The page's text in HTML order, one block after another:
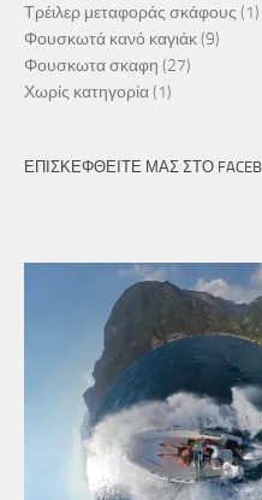
Τρέιλερ μεταφοράς σκάφους (1)
Φουσκωτά κανό καγιάκ(9)
Φουσκωτα σκαφη (27)
Χωρίς κατηγορία(1)
ΕΠΙΣΚΕΦΘΕΊΤΕ ΜΑΣ ΣΤΟ